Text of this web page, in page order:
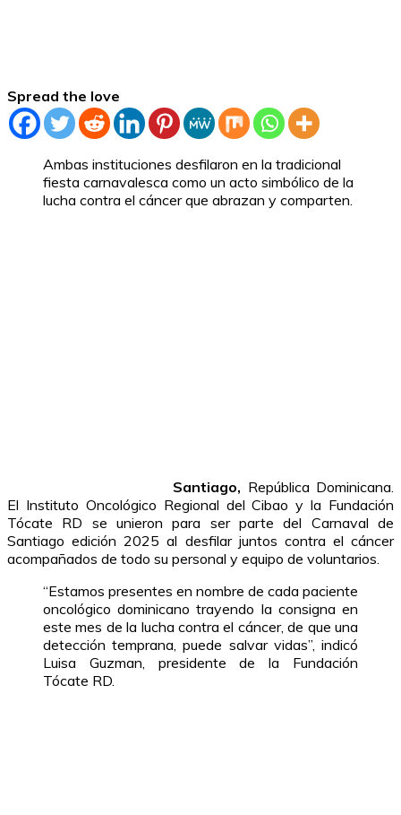
Spread the love
Ambas instituciones desfilaron en la tradicional
fiesta carnavalesca como un acto simbólico de la
lucha contra el cáncer que abrazan y comparten.
Santiago, República Dominicana.
El Instituto Oncológico Regional del Cibao y la Fundación
Tócate RD se unieron para ser parte del Carnaval de
Santiago edición 2025 al desfilar juntos contra el cáncer
acompañados de todo su personal y equipo de voluntarios.
“Estamos presentes en nombre de cada paciente
oncológico dominicano trayendo la consigna en
este mes de la lucha contra el cáncer, de que una
detección temprana, puede salvar vidas”, indicó
Luisa Guzman, presidente de la Fundación
Tócate RD.